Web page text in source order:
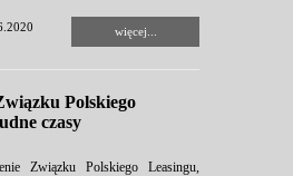
więcej...
Polskiego
czasy
Związku Polskiego Leasingu,